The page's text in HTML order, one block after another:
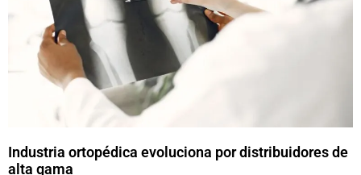
Industria ortopédica evoluciona por distribuidores de
alta gama